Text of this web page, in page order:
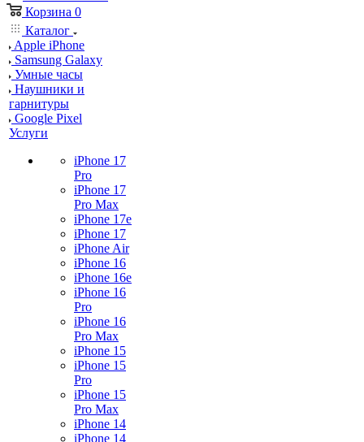
Корзина 0
Каталог
Apple iPhone
Samsung Galaxy
Умные часы
Наушники и
гарнитуры
Google Pixel
Услуги
iPhone 17
Pro
iPhone 17
Pro Max
iPhone 17e
iPhone 17
iPhone Air
iPhone 16
iPhone 16e
iPhone 16
Pro
iPhone 16
Pro Max
iPhone 15
iPhone 15
Pro
iPhone 15
Pro Max
iPhone 14
iPhone 14